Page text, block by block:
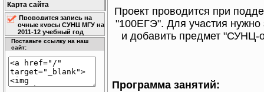
Карта сайта
Проводится запись на
очные курсы СУНЦ МГУ на
2011-12 учебный год
Поставьте ссылку на наш
сайт:
Проект проводится при
"100ЕГЭ". Для участия нужно
и добавить предмет
Программа занятий: